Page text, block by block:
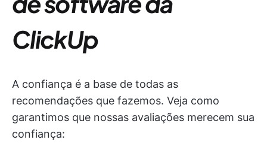
ClickUp
A confiança é a base de todas as
recomendações que fazemos. Veja como
garantimos que nossas avaliações merecem sua
confiança: